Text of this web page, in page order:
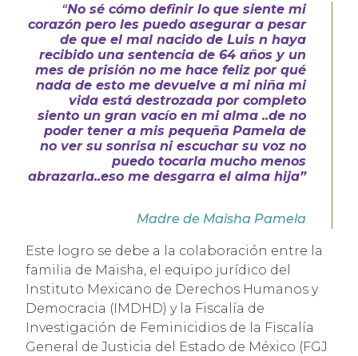
“No sé cómo definir lo que siente mi
corazón pero les puedo asegurar a pesar
de que el mal nacido de Luis n haya
recibido una sentencia de 64 años y un
mes de prisión no me hace feliz por qué
nada de esto me devuelve a mi niña mi
vida está destrozada por completo
siento un gran vacío en mi alma ..de no
poder tener a mis pequeña Pamela de
no ver su sonrisa ni escuchar su voz no
puedo tocarla mucho menos
abrazarla..eso me desgarra el alma hija”
Madre de Maisha Pamela
Este logro se debe a la colaboración entre la
familia de Maisha, el equipo jurídico del
Instituto Mexicano de Derechos Humanos y
Democracia (IMDHD) y la Fiscalía de
Investigación de Feminicidios de la Fiscalía
General de Justicia del Estado de México (FGJ